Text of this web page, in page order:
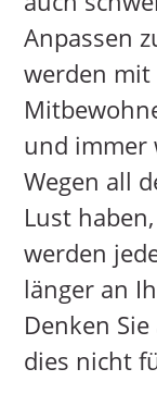
Anpassen
werden
und immer
Wegen all
Lust
werden
länger an
Denken
dies nicht